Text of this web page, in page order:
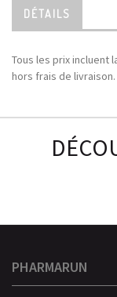
DÉTAILS
Tous les prix incluent
hors frais de livraison.
PHARMARUN